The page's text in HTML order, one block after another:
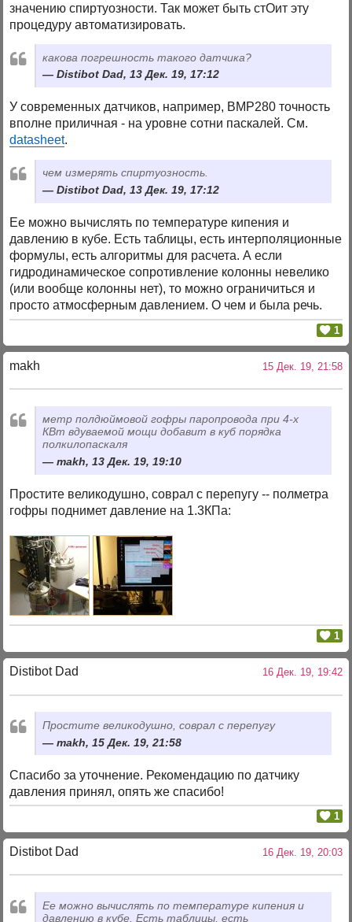
значению спиртуозности. Так может быть стОит эту
процедуру автоматизировать.
какова погрешность такого датчика?
Distibot Dad, 13 Дек. 19, 17:12
У современных датчиков, например, BMP280 точность
вполне приличная - на уровне сотни паскалей. См.
datasheet.
чем измерять спиртуозность.
Distibot Dad, 13 Дек. 19, 17:12
Ее можно вычислять по температуре кипения и
давлению в кубе. Есть таблицы, есть интерполяционные
формулы, есть алгоритмы для расчета. А если
гидродинамическое сопротивление колонны невелико
(или вообще колонны нет), то можно ограничиться и
просто атмосферным давлением. О чем и была речь.
1
makh 15 Дек. 19, 21:58
метр полдюймовой гофры паропровода при 4-х
КВт вдуваемой мощи добавит в куб порядка
полкилопаскаля
makh, 13 Дек. 19, 19:10
Простите великодушно, соврал с перепугу -- полметра
гофры поднимет давление на 1.3КПа:
1
Distibot Dad 16 Дек. 19, 19:42
Простите великодушно, соврал с перепугу
makh, 15 Дек. 19, 21:58
Спасибо за уточнение. Рекомендацию по датчику
давления принял, опять же спасибо!
1
Distibot Dad 16 Дек. 19, 20:03
Ее можно вычислять по температуре кипения и
давлению в кубе. Есть таблицы, есть